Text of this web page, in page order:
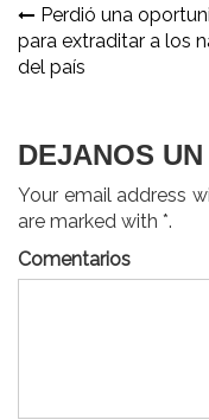
Navegación
de
Perdió una
para extraditar a los
del país
DEJANOS
Your email address
are marked with *.
Comentarios